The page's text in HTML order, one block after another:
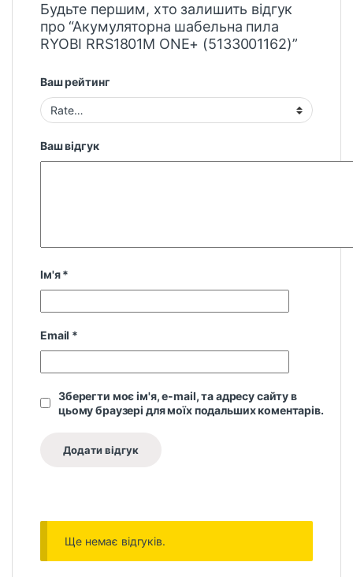
Будьте першим, хто залишить відгук
про “Акумуляторна шабельна пила
RYOBI RRS1801M ONE+ (5133001162)”
Ваш рейтинг
Ваш відгук
Ім'я*
Email *
Зберегти моє ім'я, e-mail, та адресу сайту в
цьому браузері для моїх подальших коментарів.
Ще немає відгуків.